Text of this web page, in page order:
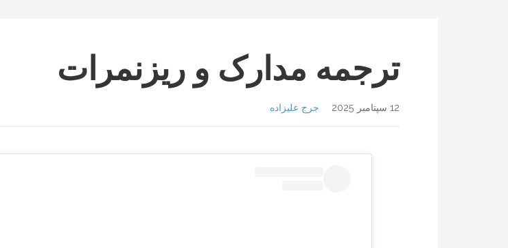
ترجمه مدارک و ریزنمرات
12 سپتامبر 2025 جرج علیزاده